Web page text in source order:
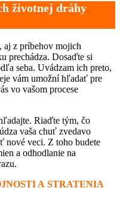
životnej dráhy
aj z príbehov mojich
prechádza. Dosaďte si
seba. Uvádzam ich preto,
vám umožní hľadať pre
vo vašom procese
Riaďte tým, čo
vaša chuť zvedavo
nové veci. Z toho budete
a odhodlanie na
A STRATENIA